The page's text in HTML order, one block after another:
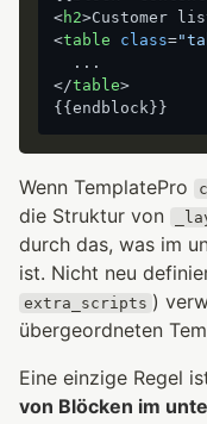
<h2>Customer
<table class=
</table>
Wenn TemplatePro
die Struktur von
durch das, was im
ist. Nicht neu
extra_scripts )
übergeordneten
Eine einzige Regel
von Blöcken im